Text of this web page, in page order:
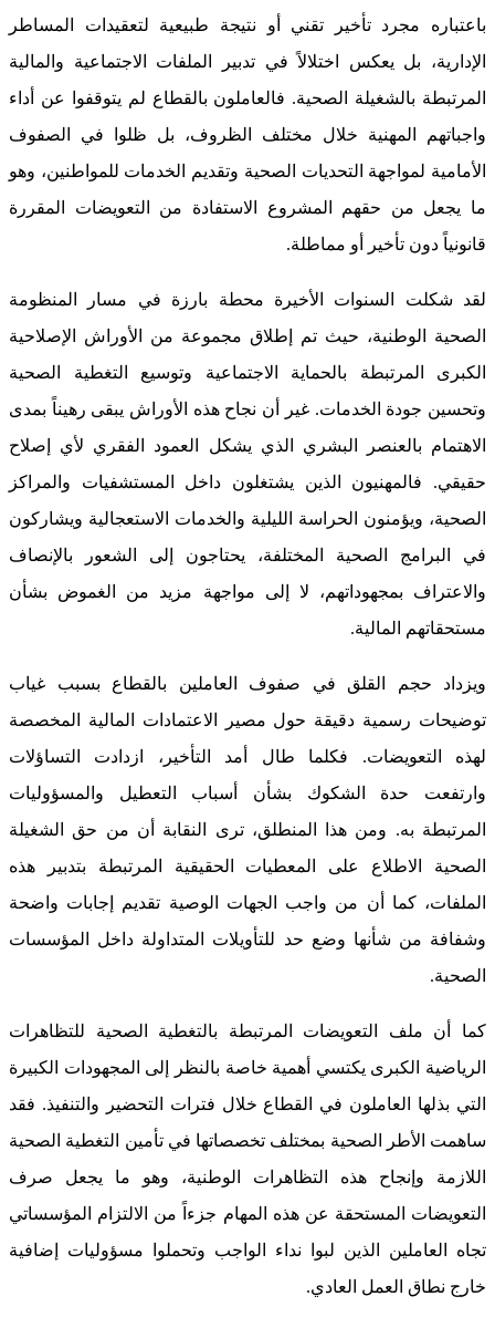
باعتباره مجرد تأخير تقني أو نتيجة طبيعية لتعقيدات المساطر
الإدارية، بل يعكس اختلالاً في تدبير الملفات الاجتماعية والمالية
المرتبطة بالشغيلة الصحية. فالعاملون بالقطاع لم يتوقفوا عن أداء
واجباتهم المهنية خلال مختلف الظروف، بل ظلوا في الصفوف
الأمامية لمواجهة التحديات الصحية وتقديم الخدمات للمواطنين، وهو
ما يجعل من حقهم المشروع الاستفادة من التعويضات المقررة
قانونياً دون تأخير أو مماطلة.
لقد شكلت السنوات الأخيرة محطة بارزة في مسار المنظومة
الصحية الوطنية، حيث تم إطلاق مجموعة من الأوراش الإصلاحية
الكبرى المرتبطة بالحماية الاجتماعية وتوسيع التغطية الصحية
وتحسين جودة الخدمات. غير أن نجاح هذه الأوراش يبقى رهيناً بمدى
الاهتمام بالعنصر البشري الذي يشكل العمود الفقري لأي إصلاح
حقيقي. فالمهنيون الذين يشتغلون داخل المستشفيات والمراكز
الصحية، ويؤمنون الحراسة الليلية والخدمات الاستعجالية ويشاركون
في البرامج الصحية المختلفة، يحتاجون إلى الشعور بالإنصاف
والاعتراف بمجهوداتهم، لا إلى مواجهة مزيد من الغموض بشأن
مستحقاتهم المالية.
ويزداد حجم القلق في صفوف العاملين بالقطاع بسبب غياب
توضيحات رسمية دقيقة حول مصير الاعتمادات المالية المخصصة
لهذه التعويضات. فكلما طال أمد التأخير، ازدادت التساؤلات
وارتفعت حدة الشكوك بشأن أسباب التعطيل والمسؤوليات
المرتبطة به. ومن هذا المنطلق، ترى النقابة أن من حق الشغيلة
الصحية الاطلاع على المعطيات الحقيقية المرتبطة بتدبير هذه
الملفات، كما أن من واجب الجهات الوصية تقديم إجابات واضحة
وشفافة من شأنها وضع حد للتأويلات المتداولة داخل المؤسسات
الصحية.
كما أن ملف التعويضات المرتبطة بالتغطية الصحية للتظاهرات
الرياضية الكبرى يكتسي أهمية خاصة بالنظر إلى المجهودات الكبيرة
التي بذلها العاملون في القطاع خلال فترات التحضير والتنفيذ. فقد
ساهمت الأطر الصحية بمختلف تخصصاتها في تأمين التغطية الصحية
اللازمة وإنجاح هذه التظاهرات الوطنية، وهو ما يجعل صرف
التعويضات المستحقة عن هذه المهام جزءاً من الالتزام المؤسساتي
تجاه العاملين الذين لبوا نداء الواجب وتحملوا مسؤوليات إضافية
خارج نطاق العمل العادي.